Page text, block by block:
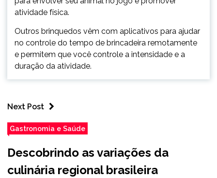
atividade física.
Outros brinquedos vêm com aplicativos para ajudar
no controle do tempo de brincadeira remotamente
e permitem que você controle a intensidade e a
duração da atividade.
Next Post
Gastronomia e Saúde
Descobrindo as variações da
culinária regional brasileira